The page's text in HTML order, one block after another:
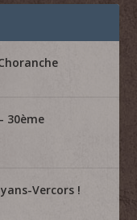
30ème
Vercors !